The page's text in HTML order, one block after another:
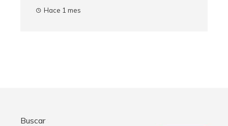
Hace 1 mes
Buscar